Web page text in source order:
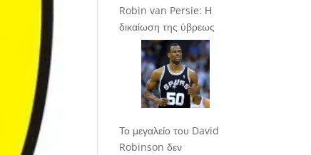
Robin van Persie: Η
δικαίωση της ύβρεως
Το μεγαλείο του David
Robinson δεν